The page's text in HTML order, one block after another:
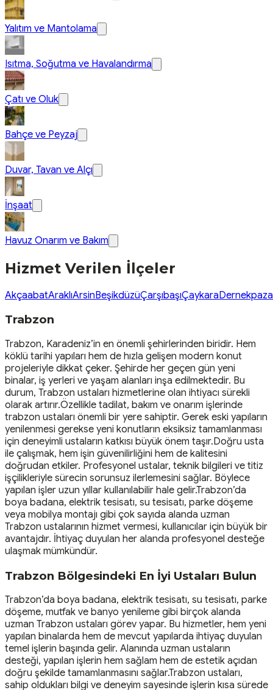
Yalıtım ve Mantolama
Isıtma, Soğutma ve Havalandırma
Çatı ve Oluk
Bahçe ve Peyzaj
Duvar, Tavan ve Alçı
İnşaat
Havuz Onarım ve Bakım
Hizmet Verilen İlçeler
AkçaabatAraklıArsinBeşikdüzüÇarşıbaşıÇaykara
Trabzon
Trabzon, Karadeniz’in en önemli şehirlerinden biridir. Hem
köklü tarihi yapıları hem de hızla gelişen modern konut
projeleriyle dikkat çeker. Şehirde her geçen gün yeni
binalar, iş yerleri ve yaşam alanları inşa edilmektedir. Bu
durum, Trabzon ustaları hizmetlerine olan ihtiyacı sürekli
olarak artırır.Özellikle tadilat, bakım ve onarım işlerinde
trabzon ustaları önemli bir yere sahiptir. Gerek eski yapıların
yenilenmesi gerekse yeni konutların eksiksiz tamamlanması
için deneyimli ustaların katkısı büyük önem taşır.Doğru usta
ile çalışmak, hem işin güvenilirliğini hem de kalitesini
doğrudan etkiler. Profesyonel ustalar, teknik bilgileri ve titiz
işçilikleriyle sürecin sorunsuz ilerlemesini sağlar. Böylece
yapılan işler uzun yıllar kullanılabilir hale gelir.Trabzon’da
boya badana, elektrik tesisatı, su tesisatı, parke döşeme
veya mobilya montajı gibi çok sayıda alanda uzman
Trabzon ustalarının hizmet vermesi, kullanıcılar için büyük bir
avantajdır. İhtiyaç duyulan her alanda profesyonel desteğe
ulaşmak mümkündür.
Trabzon Bölgesindeki En İyi Ustaları Bulun
Trabzon’da boya badana, elektrik tesisatı, su tesisatı, parke
döşeme, mutfak ve banyo yenileme gibi birçok alanda
uzman Trabzon ustaları görev yapar. Bu hizmetler, hem yeni
yapılan binalarda hem de mevcut yapılarda ihtiyaç duyulan
temel işlerin başında gelir. Alanında uzman ustaların
desteği, yapılan işlerin hem sağlam hem de estetik açıdan
doğru şekilde tamamlanmasını sağlar.Trabzon ustaları,
sahip oldukları bilgi ve deneyim sayesinde işlerin kısa sürede